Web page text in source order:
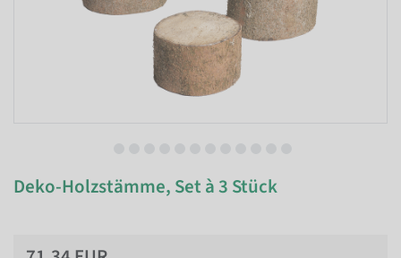
Deko-Holzstämme, Set à 3 Stück